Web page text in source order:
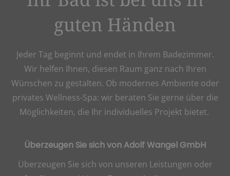
guten Händen
Jeder Tag beginnt und endet in Ihrem Badezimmer.
Wir helfen Ihnen, diesen Raum ganz nach Ihren
Wünschen zu gestalten. Ob modernes Ambiente oder
privates Wellness-Spa: wir beraten Sie gerne über die
Möglichkeiten, die Ihr individuelles Projekt bietet.
Überzeugen Sie sich von Adolf Wangel GmbH
Überzeugen Sie sich von unseren Leistungen oder